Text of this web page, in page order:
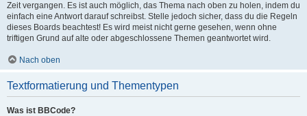
Zeit vergangen. Es ist auch möglich, das Thema nach oben zu holen, indem du
einfach eine Antwort darauf schreibst. Stelle jedoch sicher, dass du die Regeln
dieses Boards beachtest! Es wird meist nicht gerne gesehen, wenn ohne
triftigen Grund auf alte oder abgeschlossene Themen geantwortet wird.
Nach oben
Textformatierung und Thementypen
Was ist BBCode?